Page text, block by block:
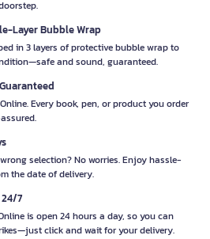
Layer Bubble Wrap
in 3 layers of protective bubble wrap to
and sound, guaranteed.
Every book, pen, or product you order
selection? No worries. Enjoy hassle-
the date of delivery.
7
is open 24 hours a day, so you can
click and wait for your delivery.